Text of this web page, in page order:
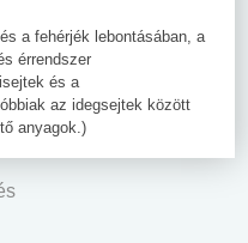
a fehérjék lebontásában, a
érrendszer
és a
az idegsejtek között
anyagok.)